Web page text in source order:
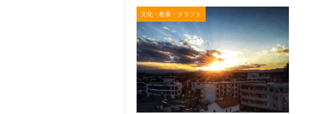
文化・教養・クラフト